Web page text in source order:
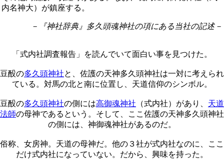
内名神大）が鎮座する。
－『神社辞典』多久頭魂神社の項にある当社の記述－
「式内社調査報告」を読んでいて面白い事を見つけた。
豆酘の多久頭神社と、佐護の天神多久頭神社は一対に考えられ
ている。対馬の北と南に位置し、天道信仰のシンボル。
豆酘の多久頭神社の側には高御魂神社 （式内社）があり、 天道
法師の母神であるという。そして、ここ佐護の天神多久頭神社
の側には、神御魂神社があるのだ。
俗称、女房神。天道の母神だ。他の３社が式内社なのに、ここ
だけ式内社になっていない。だから、興味を持った。